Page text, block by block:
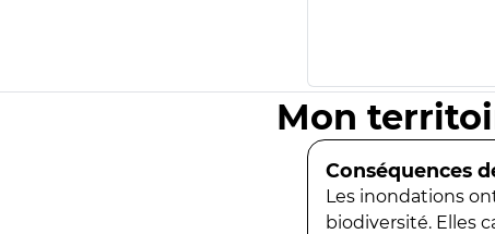
Mon
Conséquences
Les inondations
biodiversité. Elles